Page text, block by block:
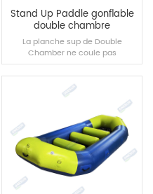
Stand Up Paddle gonflable
double chambre
La planche sup de Double
Chamber ne coule pas
immédiatement lorsque des
fuites d'air se produisent dans
des scénarios d'expérience réels,
et aucun airbag endommagé ne
peut maintenir la suspension.
LIRE LA SUITE